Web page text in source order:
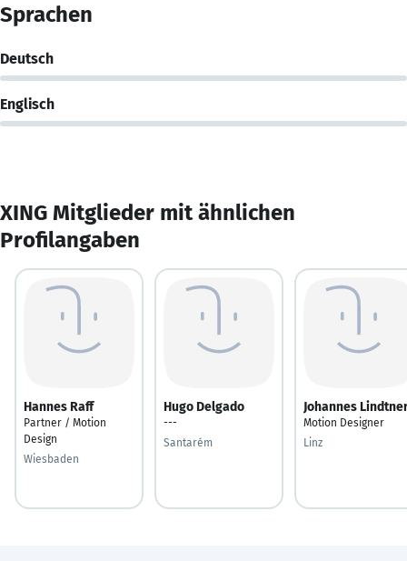
Sprachen
Deutsch
Englisch
XING Mitglieder mit ähnlichen
Profilangaben
Hannes Raff
Partner / Motion
Design
Wiesbaden
Hugo Delgado
---
Santarém
Johannes
Motion Designer
Linz